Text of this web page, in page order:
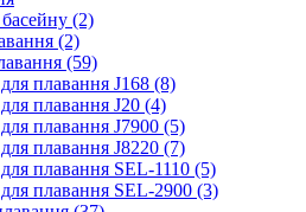
(2)
(2)
(59)
плавання J168 (8)
плавання J20 (4)
плавання J7900 (5)
плавання J8220 (7)
плавання SEL-1110 (5)
плавання SEL-2900 (3)